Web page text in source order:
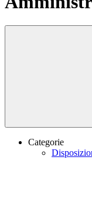
Categorie